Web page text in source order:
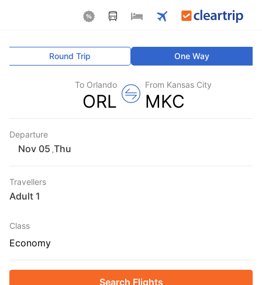
One Way
Round Trip
From Kansas City
MKC
To Orlando
ORL
Departure
Thu
Travellers
1 Adult
Class
Economy